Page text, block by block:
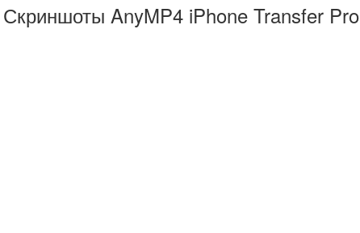
Скриншоты AnyMP4 iPhone Transfer Pro